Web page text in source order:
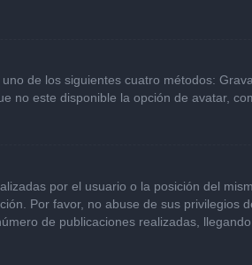
de los siguientes cuatro métodos:
este disponible la opción de avatar,
por el usuario o la posición del
Por favor, no abuse de sus privilegios
de publicaciones realizadas,